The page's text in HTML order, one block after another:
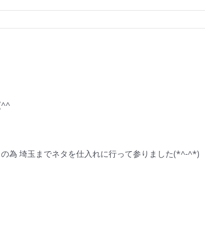
ゞ
為 埼玉までネタを仕入れに行って参りました(*^-^*)